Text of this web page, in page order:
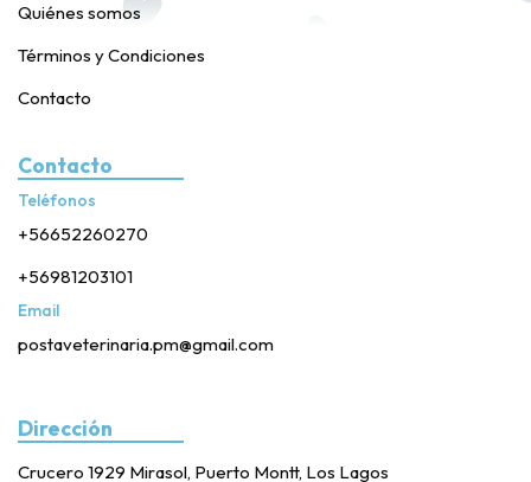
Quiénes somos
Términos y Condiciones
Contacto
Contacto
Teléfonos
+56652260270
+56981203101
Email
postaveterinaria.pm@gmail.com
Dirección
Crucero 1929 Mirasol, Puerto Montt, Los Lagos